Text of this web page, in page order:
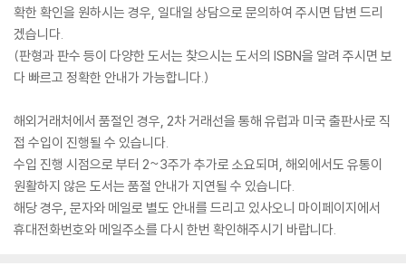
확한 확인을 원하시는 경우, 일대일 상담으로 문의하여 주시면 답변 드리
겠습니다.
(판형과 판수 등이 다양한 도서는 찾으시는 도서의 ISBN을 알려 주시면 보
다 빠르고 정확한 안내가 가능합니다.)
해외거래처에서 품절인 경우, 2차 거래선을 통해 유럽과 미국 출판사로 직
접 수입이 진행될 수 있습니다.
수입 진행 시점으로 부터 2~3주가 추가로 소요되며, 해외에서도 유통이
원활하지 않은 도서는 품절 안내가 지연될 수 있습니다.
해당 경우, 문자와 메일로 별도 안내를 드리고 있사오니 마이페이지에서
휴대전화번호와 메일주소를 다시 한번 확인해주시기 바랍니다.